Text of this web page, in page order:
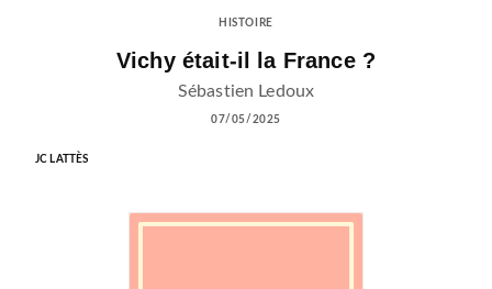
HISTOIRE
Vichy était-il la France ?
Sébastien Ledoux
07/05/2025
JC LATTÈS